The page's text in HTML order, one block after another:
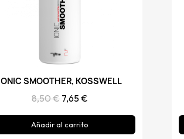
Vista rápida
SMOOTHER, KOSSWELL
8,50 €7,65 €
Añadir al carrito